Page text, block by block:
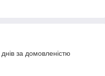
за домовленістю